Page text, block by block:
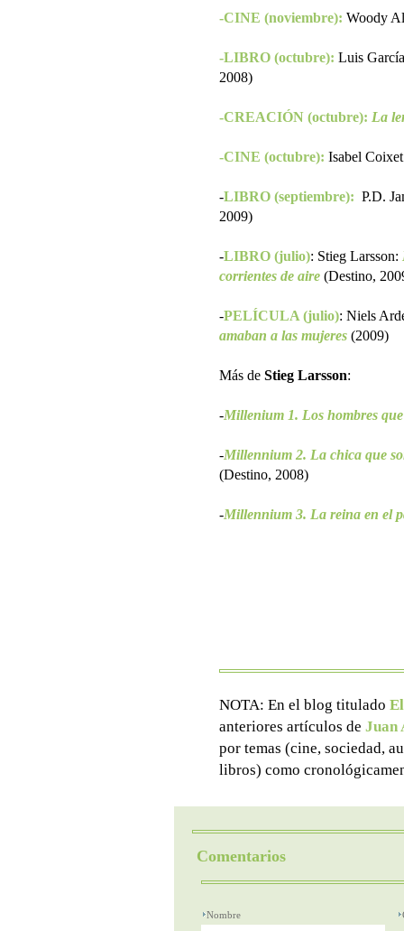
-CINE (noviembre): Woody
-LIBRO (octubre): Luis
2008)
-CREACIÓN (octubre): La
-CINE (octubre): Isabel
-LIBRO (septiembre): P.D.
2009)
-LIBRO (julio): Stieg Larsson:
corrientes de aire (Destino,
-PELÍCULA (julio): Niels
amaban a las mujeres (2009)
Más de Stieg Larsson:
-Millenium 1. Los hombres
-Millennium 2. La chica que
(Destino, 2008)
-Millennium 3. La reina en el
NOTA: En el blog titulado
anteriores artículos de Juan
por temas (cine, sociedad,
libros) como
Comentarios
Nombre